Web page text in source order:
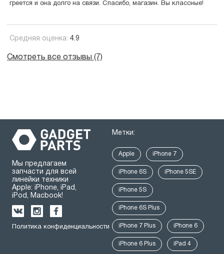
греется и она долго на связи. Спасибо, магазин. Вы классные!
Средняя оценка: 4.9
Смотреть все отзывы (7)
Мы предлагаем
запчасти для всей
линейки техники
Apple: iPhone, iPad,
iPod, Macbook!
Политика конфиденциальности
Метки:
Apple iPhone 7
iPhone 6S iPhone 5SE
iPhone 5S
iPhone 6S Plus
iPhone 7 Plus iPhone 6
iPhone 6 Plus iPad 4